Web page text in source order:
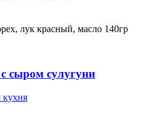
лук красный, масло 140гр
сыром сулугуни
кухня